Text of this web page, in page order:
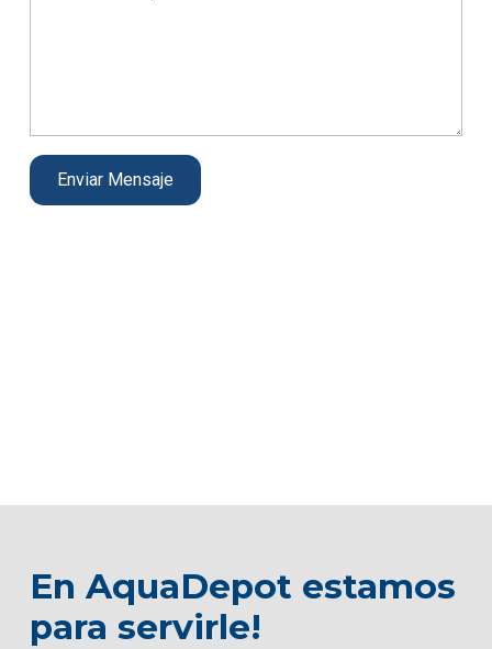
En AquaDepot estamos
para servirle!